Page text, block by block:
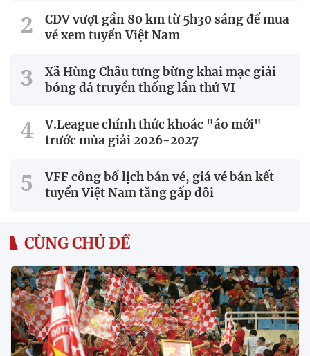
CĐV vượt gần 80 km từ 5h30 sáng để mua
vé xem tuyển Việt Nam
Xã Hùng Châu tưng bừng khai mạc giải
bóng đá truyền thống lần thứ VI
V.League chính thức khoác "áo mới"
trước mùa giải 2026-2027
VFF công bố lịch bán vé, giá vé bán kết
tuyển Việt Nam tăng gấp đôi
CÙNG CHỦ ĐỀ